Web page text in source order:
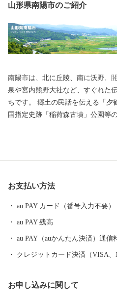
山形県南陽市のご紹介
南陽市は、北に丘陵、南に沃野、
泉や宮内熊野大社など、すぐれた
ちです。 郷土の民話を伝える「夕
国指定史跡「稲荷森古墳」公園等
の健康増進を図る「中央花公園(市
お支払い方法
au PAY カード（番号入力不要）
au PAY 残高
au PAY（auかんたん決済）通信
クレジットカード決済（VISA、
お申し込みに関して